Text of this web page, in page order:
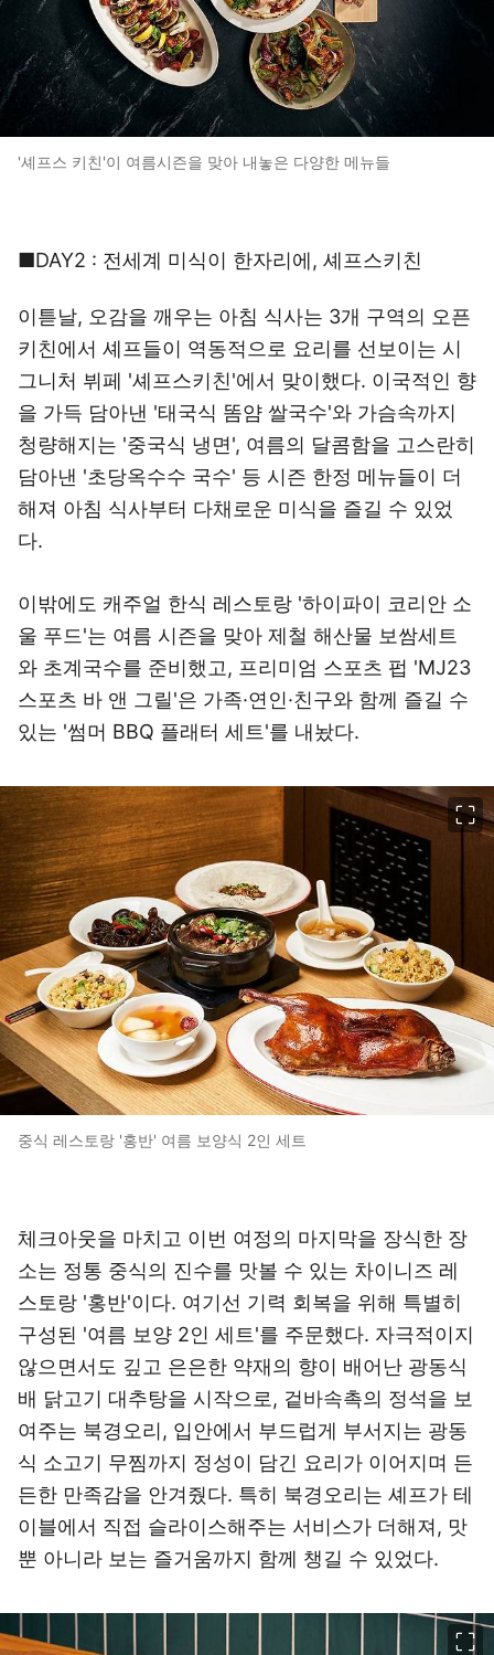
'셰프스 키친'이 여름시즌을 맞아 내놓은 다양한 메뉴들
■DAY2 : 전세계 미식이 한자리에, 셰프스키친
이튿날, 오감을 깨우는 아침 식사는 3개 구역의 오픈
키친에서 셰프들이 역동적으로 요리를 선보이는 시
그니처 뷔페 '셰프스키친'에서 맞이했다. 이국적인 향
을 가득 담아낸 '태국식 똠얌 쌀국수'와 가슴속까지
청량해지는 '중국식 냉면', 여름의 달콤함을 고스란히
담아낸 '초당옥수수 국수' 등 시즌 한정 메뉴들이 더
해져 아침 식사부터 다채로운 미식을 즐길 수 있었
다.
이밖에도 캐주얼 한식 레스토랑 '하이파이 코리안 소
울 푸드'는 여름 시즌을 맞아 제철 해산물 보쌈세트
와 초계국수를 준비했고, 프리미엄 스포츠 펍 'MJ23
스포츠 바 앤 그릴'은 가족·연인·친구와 함께 즐길 수
있는 '썸머 BBQ 플래터 세트'를 내놨다.
중식 레스토랑 '홍반' 여름 보양식 2인 세트
체크아웃을 마치고 이번 여정의 마지막을 장식한 장
소는 정통 중식의 진수를 맛볼 수 있는 차이니즈 레
스토랑 '홍반'이다. 여기선 기력 회복을 위해 특별히
구성된 '여름 보양 2인 세트'를 주문했다. 자극적이지
않으면서도 깊고 은은한 약재의 향이 배어난 광동식
배 닭고기 대추탕을 시작으로, 겉바속촉의 정석을 보
여주는 북경오리, 입안에서 부드럽게 부서지는 광동
식 소고기 무찜까지 정성이 담긴 요리가 이어지며 든
든한 만족감을 안겨줬다. 특히 북경오리는 셰프가 테
이블에서 직접 슬라이스해주는 서비스가 더해져, 맛
뿐 아니라 보는 즐거움까지 함께 챙길 수 있었다.